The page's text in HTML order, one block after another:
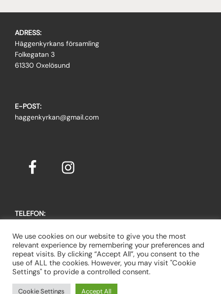
ADRESS:
Häggenkyrkans församling
Folkegatan 3
61330 Oxelösund
E-POST:
haggenkyrkan@gmail.com
TELEFON:
Gert Bennevall, vice ordförande: 073-095 95 75
Copyright © 2026 Häggenkyrkan
We use cookies on our website to give you the most
relevant experience by remembering your preferences and
repeat visits. By clicking “Accept All”, you consent to the
use of ALL the cookies. However, you may visit "Cookie
Settings" to provide a controlled consent.
Cookie Settings Accept All